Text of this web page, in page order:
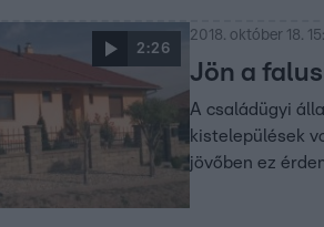
2:26
2018. október 18.
Jön a
A családügyi
kistelepülések
jövőben ez